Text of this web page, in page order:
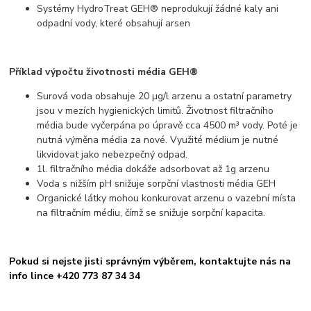
Systémy HydroTreat GEH® neprodukují žádné kaly ani
odpadní vody, které obsahují arsen
Příklad výpočtu životnosti média GEH®
Surová voda obsahuje 20 µg/l arzenu a ostatní parametry
jsou v mezích hygienických limitů. Životnost filtračního
média bude vyčerpána po úpravě cca 4500 m³ vody. Poté je
nutná výměna média za nové. Využité médium je nutné
likvidovat jako nebezpečný odpad.
1l. filtračního média dokáže adsorbovat až 1g arzenu
Voda s nižším pH snižuje sorpční vlastnosti média GEH
Organické látky mohou konkurovat arzenu o vazební místa
na filtračním médiu, čímž se snižuje sorpční kapacita.
Pokud si nejste jisti správným výběrem, kontaktujte nás na
info lince +420 773 87 34 34